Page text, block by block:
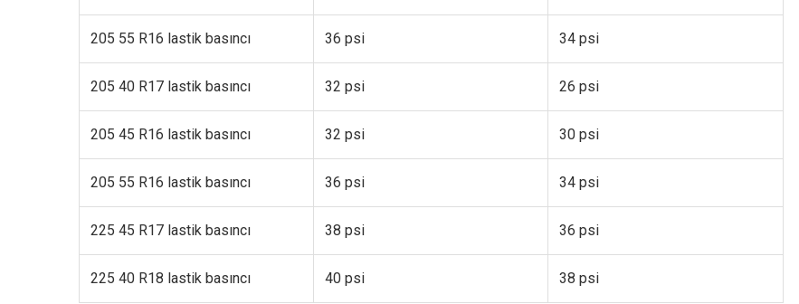
205 55 R16 lastik basıncı 36 psi 34 psi
205 40 R17 lastik basıncı 32 psi 26 psi
205 45 R16 lastik basıncı 32 psi 30 psi
205 55 R16 lastik basıncı 36 psi 34 psi
225 45 R17 lastik basıncı 38 psi 36 psi
225 40 R18 lastik basıncı 40 psi 38 psi